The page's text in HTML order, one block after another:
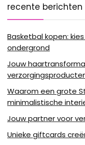
recente berichten
Basketbal kopen:
ondergrond
Jouw
Waarom een grote
minimalistische
Jouw partner voor
Unieke giftcards